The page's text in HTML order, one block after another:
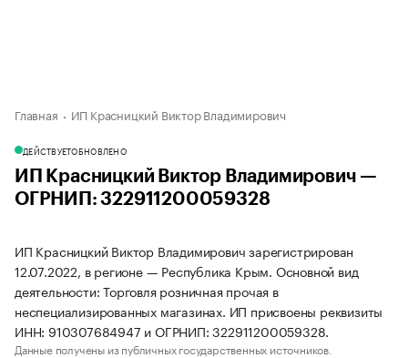
Главная ИП Красницкий Виктор Владимирович
ДЕЙСТВУЕТОБНОВЛЕНО
ИП Красницкий Виктор Владимирович —
ОГРНИП: 322911200059328
ИП Красницкий Виктор Владимирович зарегистрирован
12.07.2022, в регионе — Республика Крым. Основной вид
деятельности: Торговля розничная прочая в
неспециализированных магазинах. ИП присвоены реквизиты
ИНН: 910307684947 и ОГРНИП: 322911200059328.
Данные получены из публичных государственных источников.